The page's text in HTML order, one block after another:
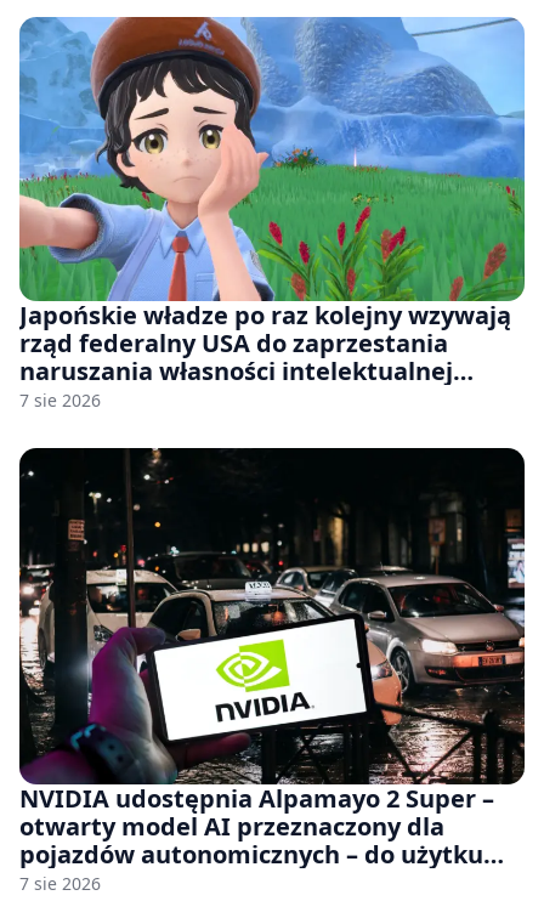
Japońskie władze po raz kolejny wzywają
rząd federalny USA do zaprzestania
naruszania własności intelektualnej
japońskich gier i anime
7 sie 2026
NVIDIA udostępnia Alpamayo 2 Super –
otwarty model AI przeznaczony dla
pojazdów autonomicznych – do użytku
komercyjnego
7 sie 2026